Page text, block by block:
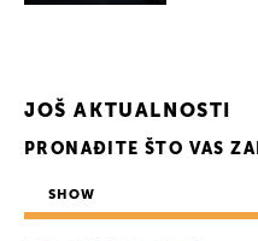
JOŠ AKTUALNOSTI
PRONAĐITE ŠTO VAS
SHOW